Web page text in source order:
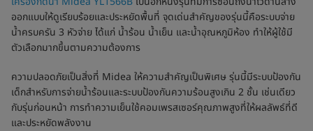
ออกแบบให้ดูเรียบร้อยและประหยัดพื้นที่ จุดเด่นสำคัญของรุ่นนี้คือระบบจ่าย
น้ำครบครัน 3 หัวจ่าย ได้แก่ น้ำร้อน น้ำเย็น และน้ำอุณหภูมิห้อง ทำให้ผู้ใช้มี
ตัวเลือกมากขึ้นตามความต้องการ
ความปลอดภัยเป็นสิ่งที่ Midea ให้ความสำคัญเป็นพิเศษ รุ่นนี้มีระบบป้องกัน
เด็กสำหรับการจ่ายน้ำร้อนและระบบป้องกันความร้อนสูงเกิน 2 ชั้น เช่นเดียว
กับรุ่นก่อนหน้า การทำความเย็นใช้คอมเพรสเซอร์คุณภาพสูงที่ให้ผลลัพธ์ที่ดี
และประหยัดพลังงาน